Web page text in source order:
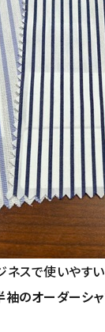
スで使いやす
袖のオーダーシ